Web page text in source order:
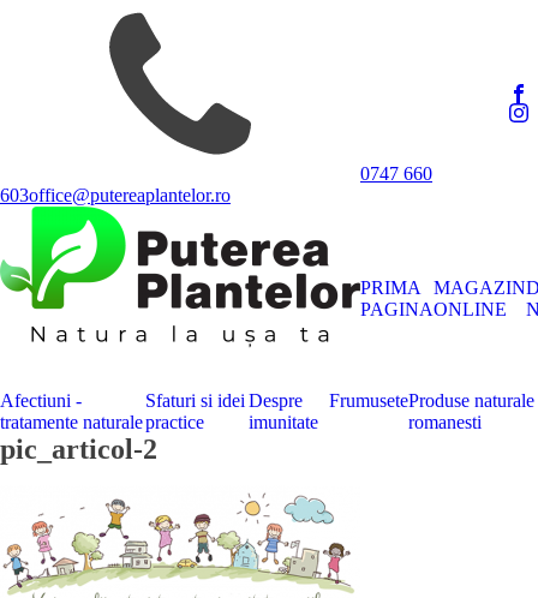
0747 660
603office@putereaplantelor.ro
PRIMA
PAGINA
MAGAZIN
ONLINE
Afectiuni -
tratamente naturale
Sfaturi si idei
practice
Despre
imunitate
FrumuseteProduse naturale
romanesti
pic_articol-2